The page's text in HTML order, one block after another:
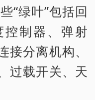
“绿叶”包括回
制器、弹射
分离机构、
过载开关、天